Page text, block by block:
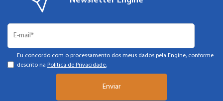
Eu concordo com o processamento dos meus dados pela Engine, conforme
descrito na Política de Privacidade.